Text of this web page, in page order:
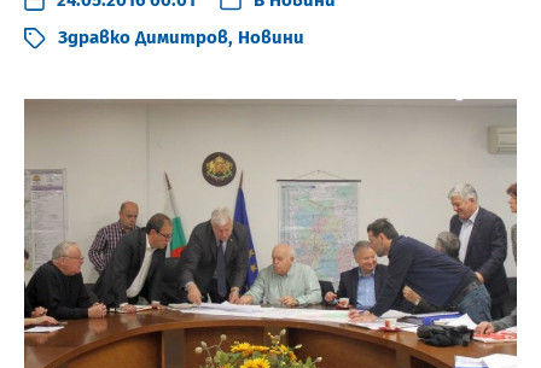
Здравко Димитров, Новини